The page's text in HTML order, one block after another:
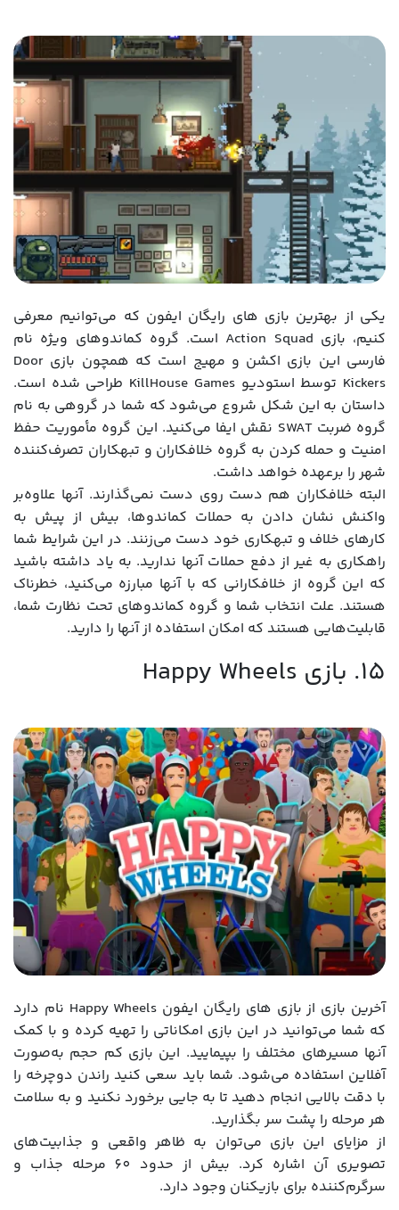
یکی از بهترین بازی های رایگان ایفون که می‌توانیم معرفی
کنیم، بازی Action Squad است. گروه کماندوهای ویژه نام
فارسی این بازی اکشن و مهیج است که همچون بازی Door
Kickers توسط استودیو KillHouse Games طراحی شده است.
داستان به این شکل شروع می‌شود که شما در گروهی به نام
گروه ضربت SWAT نقش ایفا می‌کنید. این گروه مأموریت حفظ
امنیت و حمله کردن به گروه خلافکاران و تبهکاران تصرف‌کننده
شهر را برعهده خواهد داشت.
البته خلافکاران هم دست روی دست نمی‌گذارند. آنها علاوه‌بر
واکنش نشان دادن به حملات کماندوها، بیش از پیش به
کارهای خلاف و تبهکاری خود دست می‌زنند. در این شرایط شما
راهکاری به غیر از دفع حملات آنها ندارید. به یاد داشته باشید
که این گروه از خلافکارانی که با آنها مبارزه می‌کنید، خطرناک
هستند. علت انتخاب شما و گروه کماندوهای تحت نظارت شما،
قابلیت‌هایی هستند که امکان استفاده از آنها را دارید.
15. بازی Happy Wheels
آخرین بازی از بازی های رایگان ایفون Happy Wheels نام دارد
که شما می‌توانید در این بازی امکاناتی را تهیه کرده و با کمک
آنها مسیرهای مختلف را بپیمایید. این بازی کم حجم به‌صورت
آفلاین استفاده می‌شود. شما باید سعی کنید راندن دوچرخه را
با دقت بالایی انجام دهید تا به جایی برخورد نکنید و به سلامت
هر مرحله را پشت سر بگذارید.
از مزایای این بازی می‌توان به ظاهر واقعی و جذابیت‌های
تصویری آن اشاره کرد. بیش از حدود 60 مرحله جذاب و
سرگرم‌کننده برای بازیکنان وجود دارد.